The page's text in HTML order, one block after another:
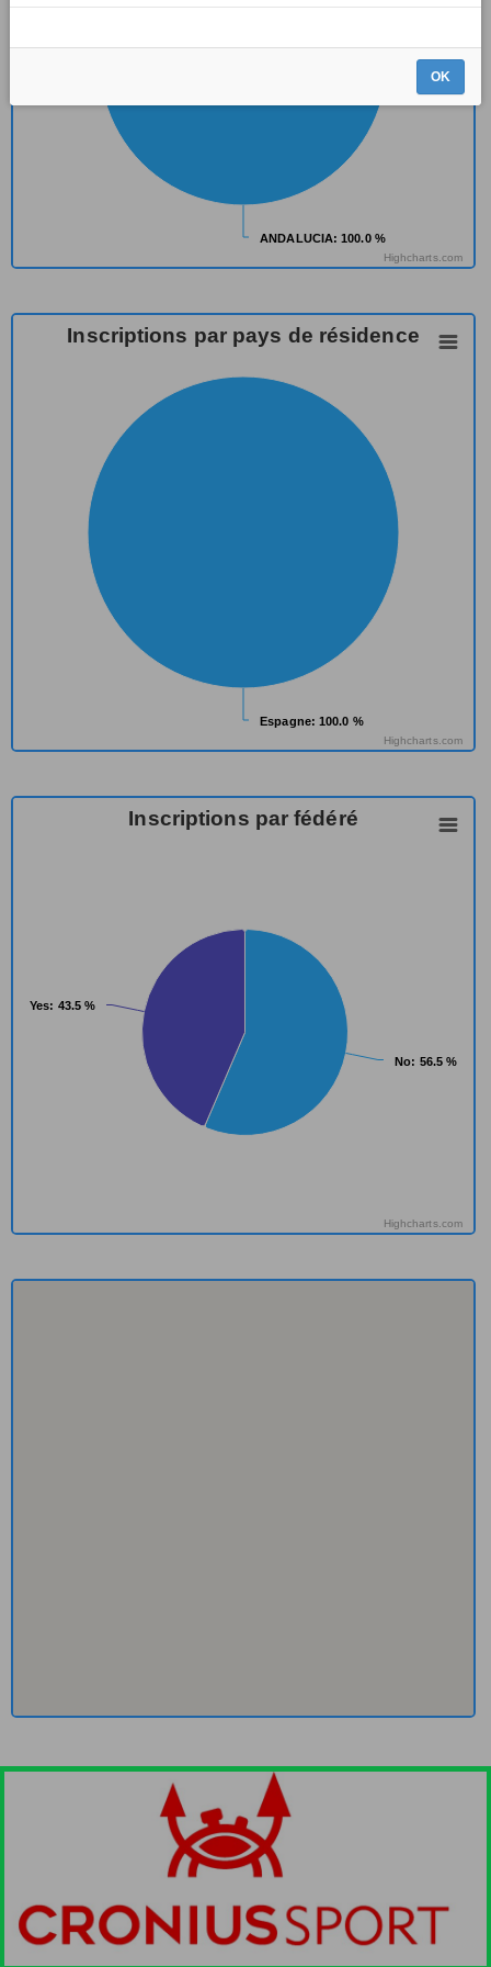
ANDALUCIA: 100.0 %
ANDALUCIA: 100.0 %
Highcharts.com
Inscriptions par pays de résidence
Espagne: 100.0 %
Espagne: 100.0 %
Highcharts.com
Inscriptions par fédéré
No: 56.5 %
No: 56.5 %
Yes: 43.5 %
Yes: 43.5 %
Highcharts.com
OK